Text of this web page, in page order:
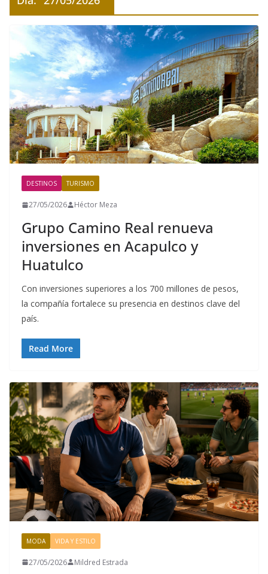
DESTINOS TURISMO
27/05/2026 Héctor Meza
Grupo Camino Real renueva
inversiones en Acapulco y
Huatulco
Con inversiones superiores a los 700 millones de pesos,
la compañía fortalece su presencia en destinos clave del
país.
Read More
MODA VIDA Y ESTILO
27/05/2026 Mildred Estrada